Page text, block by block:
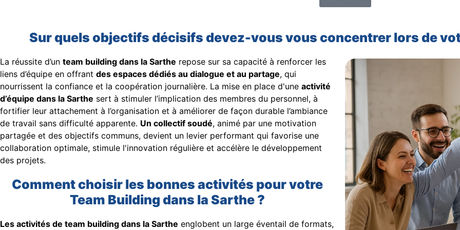
Sur quels objectifs décisifs devez-vous vous concentrer lors de
La réussite d’un team building dans la Sarthe repose sur sa capacité à renforcer les
liens d’équipe en offrant des espaces dédiés au dialogue et au partage, qui
nourrissent la confiance et la coopération journalière. La mise en place d'une activité
d’équipe dans la Sarthe sert à stimuler l’implication des membres du personnel, à
fortifier leur attachement à l’organisation et à améliorer de façon durable l’ambiance
de travail sans difficulté apparente. Un collectif soudé, animé par une motivation
partagée et des objectifs communs, devient un levier performant qui favorise une
collaboration optimale, stimule l'innovation régulière et accélère le développement
des projets.
Comment choisir les bonnes activités pour votre
Team Building dans la Sarthe ?
Les activités de team building dans la Sarthe englobent un large éventail de formats,